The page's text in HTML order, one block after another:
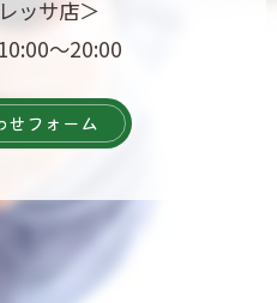
ッサ店＞
～20:00
せフォーム